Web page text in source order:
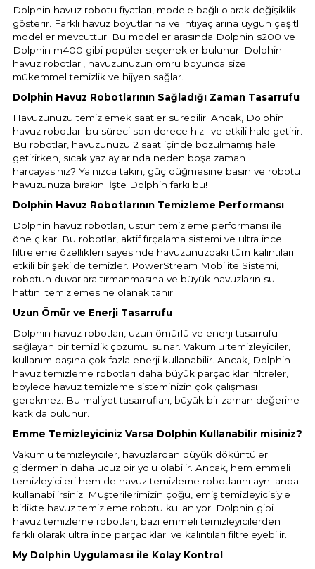
Dolphin havuz robotu fiyatları, modele bağlı olarak değişiklik
gösterir. Farklı havuz boyutlarına ve ihtiyaçlarına uygun çeşitli
modeller mevcuttur. Bu modeller arasında Dolphin s200 ve
Dolphin m400 gibi popüler seçenekler bulunur. Dolphin
havuz robotları, havuzunuzun ömrü boyunca size
mükemmel temizlik ve hijyen sağlar.
Dolphin Havuz Robotlarının Sağladığı Zaman Tasarrufu
Havuzunuzu temizlemek saatler sürebilir. Ancak, Dolphin
havuz robotları bu süreci son derece hızlı ve etkili hale getirir.
Bu robotlar, havuzunuzu 2 saat içinde bozulmamış hale
getirirken, sıcak yaz aylarında neden boşa zaman
harcayasınız? Yalnızca takın, güç düğmesine basın ve robotu
havuzunuza bırakın. İşte Dolphin farkı bu!
Dolphin Havuz Robotlarının Temizleme Performansı
Dolphin havuz robotları, üstün temizleme performansı ile
öne çıkar. Bu robotlar, aktif fırçalama sistemi ve ultra ince
filtreleme özellikleri sayesinde havuzunuzdaki tüm kalıntıları
etkili bir şekilde temizler. PowerStream Mobilite Sistemi,
robotun duvarlara tırmanmasına ve büyük havuzların su
hattını temizlemesine olanak tanır.
Uzun Ömür ve Enerji Tasarrufu
Dolphin havuz robotları, uzun ömürlü ve enerji tasarrufu
sağlayan bir temizlik çözümü sunar. Vakumlu temizleyiciler,
kullanım başına çok fazla enerji kullanabilir. Ancak, Dolphin
havuz temizleme robotları daha büyük parçacıkları filtreler,
böylece havuz temizleme sisteminizin çok çalışması
gerekmez. Bu maliyet tasarrufları, büyük bir zaman değerine
katkıda bulunur.
Emme Temizleyiciniz Varsa Dolphin Kullanabilir misiniz?
Vakumlu temizleyiciler, havuzlardan büyük döküntüleri
gidermenin daha ucuz bir yolu olabilir. Ancak, hem emmeli
temizleyicileri hem de havuz temizleme robotlarını aynı anda
kullanabilirsiniz. Müşterilerimizin çoğu, emiş temizleyicisiyle
birlikte havuz temizleme robotu kullanıyor. Dolphin gibi
havuz temizleme robotları, bazı emmeli temizleyicilerden
farklı olarak ultra ince parçacıkları ve kalıntıları filtreleyebilir.
My Dolphin Uygulaması ile Kolay Kontrol